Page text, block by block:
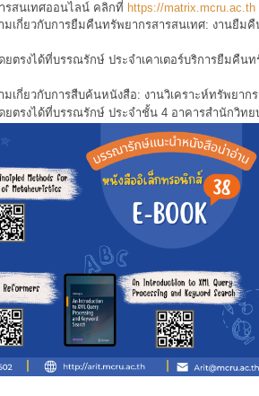
รสนเทศออนไลน์ คลิกที่ https://matrix.mcru.ac.th
มเกี่ยวกับการยืมคืนทรัพยากรสารสนเทศ: งานยืม
ยตรงได้ที่บรรณรักษ์ ประจำเคาเตอร์บริการยืมคืน
เกี่ยวกับการสืบค้นหนังสือ: งานวิเคราะห์ทรัพยาก
ยตรงได้ที่บรรณรักษ์ ประจำชั้น 4 อาคารสำนักวิทย